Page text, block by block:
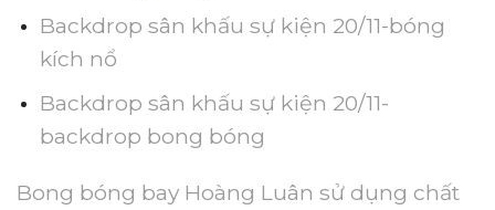
Backdrop sân khấu sự kiện 20/11-bóng
kích nổ
Backdrop sân khấu sự kiện 20/11-
backdrop bong bóng
Bong bóng bay Hoàng Luân sử dụng chất